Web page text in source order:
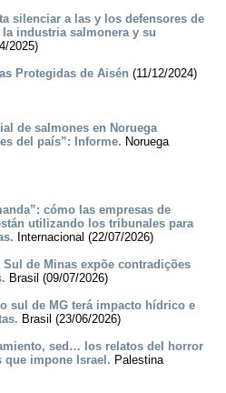
silenciar a las y los defensores de
industria salmonera y su
2025)
Protegidas de Aisén (11/12/2024)
de salmones en Noruega
del país”: Informe. Noruega
cómo las empresas de
utilizando los tribunales para
Internacional (22/07/2026)
de Minas expõe contradições
Brasil (09/07/2026)
sul de MG terá impacto hídrico e
Brasil (23/06/2026)
sed… los relatos del horror
que impone Israel. Palestina